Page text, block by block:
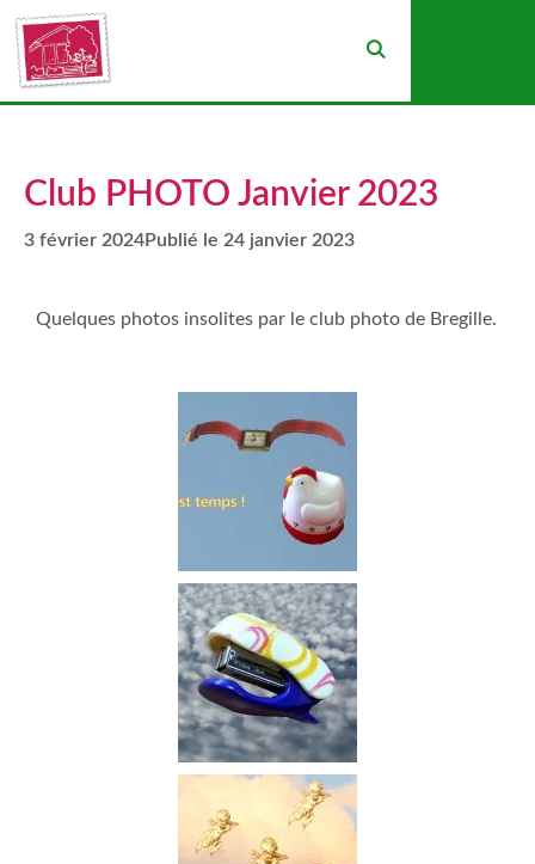
Club PHOTO Janvier 2023
3 février 2024 24 janvier 2023
Quelques photos insolites par le club photo de Bregille.